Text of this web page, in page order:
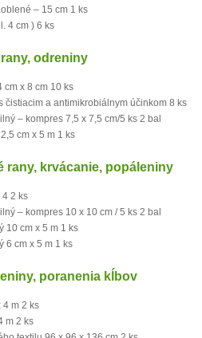
– 15 cm 1 ks
4 cm ) 6 ks
odreniny
cm x 8 cm 10 ks
čistiacim a antimikrobiálnym účinkom 8 ks
– kompres 7,5 x 7,5 cm/5 ks 2 bal
cm x 5 m 1 ks
rany, krvácanie, popáleniny
4 2 ks
– kompres 10 x 10 cm / 5 ks 2 bal
10 cm x 5 m 1 ks
6 cm x 5 m 1 ks
poranenia kĺbov
4 m 2 ks
m 2 ks